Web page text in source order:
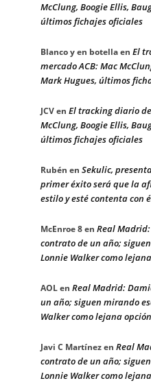
McClung, Boogie Ellis,
últimos fichajes oficiales
Blanco y en botellaen El
mercado ACB: Mac
Mark Hugues, últimos
JCVen El tracking diario
McClung, Boogie Ellis,
últimos fichajes oficiales
Rubén en Sekulic,
primer éxito será que la
estilo y esté contenta con
McEnroe 8en Real
contrato de un año;
Lonnie Walker como
AOLen Real Madrid:
un año; siguen mirando
Walker como lejana opción
Javi C Martínezen Real
contrato de un año;
Lonnie Walker como